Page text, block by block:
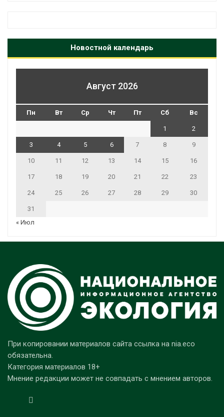
Новостной календарь
Август 2026
Пн Вт Ср Чт Пт Сб Вс
1 2
3 4 5 6 7 8 9
10 11 12 13 14 15 16
17 18 19 20 21 22 23
24 25 26 27 28 29 30
31
« Июл
При копировании материалов сайта ссылка на nia.eco
обязательна.
Категория материалов 18+
Мнение редакции может не совпадать с мнением авторов.